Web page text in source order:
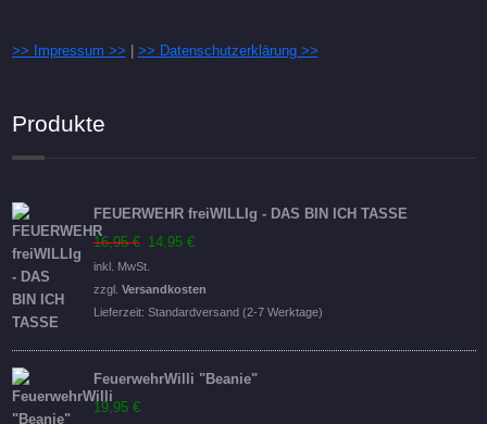
>> Impressum >> >> Datenschutzerklärung >>
Produkte
FEUERWEHR freiWILLIg - DAS BIN ICH TASSE
16,95€ Ursprünglicher
Preis
war:
16,95 €
14,95 €
ist:
14,95 €.
inkl. MwSt.
zzgl. Versandkosten
Lieferzeit: Standardversand (2-7 Werktage)
FeuerwehrWilli "Beanie"
19,95 €